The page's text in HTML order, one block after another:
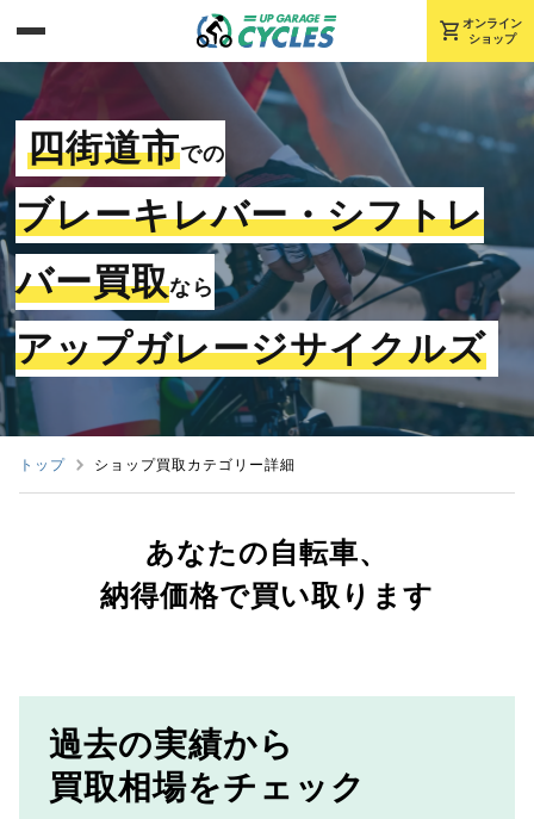
shopping_cart オンライン
ショップ
四街道市での
ブレーキレバー・シフトレ
バー買取なら
アップガレージサイクルズ
トップ ショップ買取カテゴリー詳細
あなたの自転車、
納得価格で買い取ります
過去の実績から
買取相場をチェック